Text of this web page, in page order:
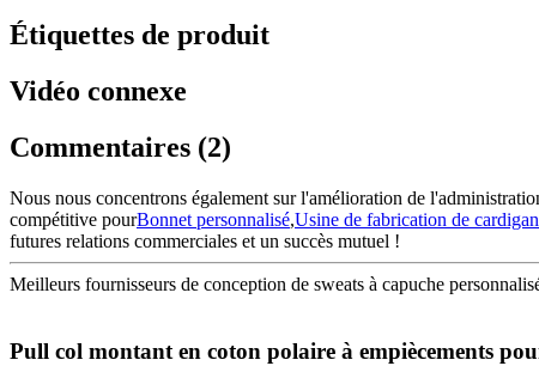
Étiquettes de produit
Vidéo connexe
Commentaires (2)
Nous nous concentrons également sur l'amélioration de
compétitive pourBonnet personnalisé,Usine de fabrication de
futures relations commerciales et un succès mutuel !
Meilleurs fournisseurs de conception de sweats à capuche
Pull col montant en coton polaire à empiècements